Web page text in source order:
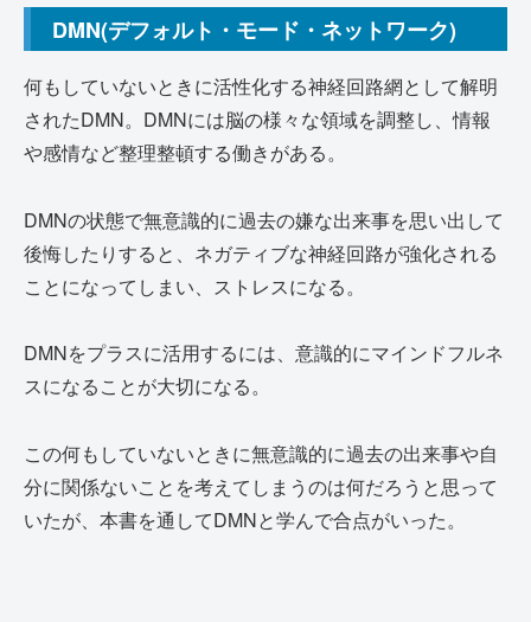
DMN(デフォルト・モード・ネットワーク)
何もしていないときに活性化する神経回路網として解明
されたDMN。DMNには脳の様々な領域を調整し、情報
や感情など整理整頓する働きがある。
DMNの状態で無意識的に過去の嫌な出来事を思い出して
後悔したりすると、ネガティブな神経回路が強化される
ことになってしまい、ストレスになる。
DMNをプラスに活用するには、意識的にマインドフルネ
スになることが大切になる。
この何もしていないときに無意識的に過去の出来事や自
分に関係ないことを考えてしまうのは何だろうと思って
いたが、本書を通してDMNと学んで合点がいった。